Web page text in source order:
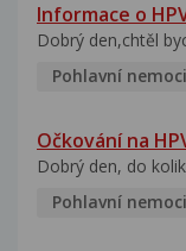
Informace o
Dobrý den,chtěl
Pohlavní nemoci
Očkování na
Dobrý den, do
Pohlavní nemoci